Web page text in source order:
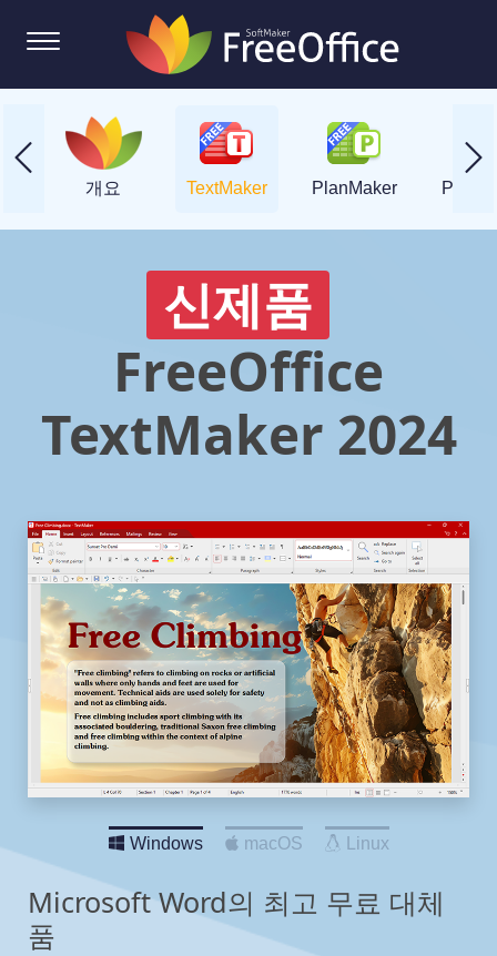
개요 TextMaker PlanMaker
신제품
FreeOffice
TextMaker 2024
Windows macOS Linux
Microsoft Word의 최고 무료 대체
품